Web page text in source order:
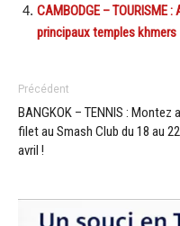
CAMBODGE – TOURISME
principaux temples khmers
Précédent
BANGKOK – TENNIS : Montez
filet au Smash Club du 18 au 22
avril !